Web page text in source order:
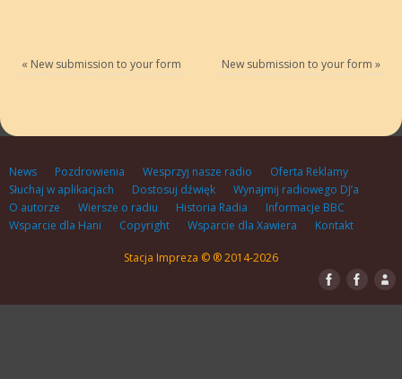
« New submission to your form New submission to your form »
News Pozdrowienia Wesprzyj nasze radio
Oferta Reklamy
Słuchaj w aplikacjach
Dostosuj dźwięk
Wynajmij radiowego DJ’a
O autorze
Wiersze o radiu Historia Radia
Informacje BBC
Wsparcie dla Hani
Copyright Wsparcie dla Xawiera Kontakt
Stacja Impreza © ® 2014-2026